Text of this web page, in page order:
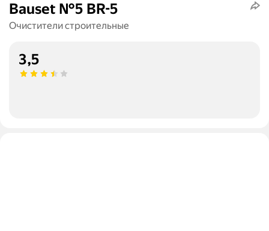
Bauset №5 BR-5
Очистители строительные
3,5